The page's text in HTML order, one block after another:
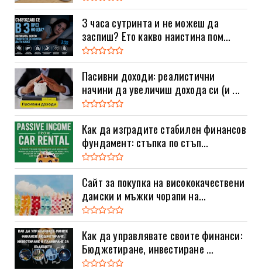
3 часа сутринта и не можеш да
заспиш? Ето какво наистина пом...
Пасивни доходи: реалистични
начини да увеличиш дохода си (и ...
Как да изградите стабилен финансов
фундамент: стъпка по стъп...
Сайт за покупка на висококачествени
дамски и мъжки чорапи на...
Как да управлявате своите финанси:
Бюджетиране, инвестиране ...